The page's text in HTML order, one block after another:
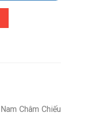
Châm Chiếu